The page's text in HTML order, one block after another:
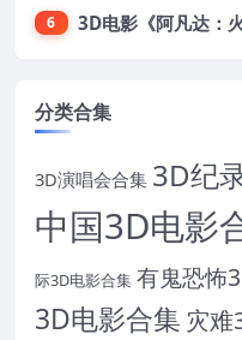
6
分类合集
3D演唱会合集 3D纪
中国3D电影
际3D电影合集 有鬼恐怖
3D电影合集 灾